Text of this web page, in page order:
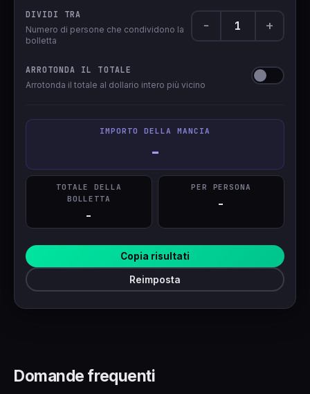
DIVIDI TRA
Numero di persone che condividono la
bolletta
− +
ARROTONDA IL TOTALE
Arrotonda il totale al dollario intero più vicino
IMPORTO DELLA MANCIA
-
TOTALE DELLA
BOLLETTA
-
PER PERSONA
-
Reimposta
Copia risultati
Domande frequenti